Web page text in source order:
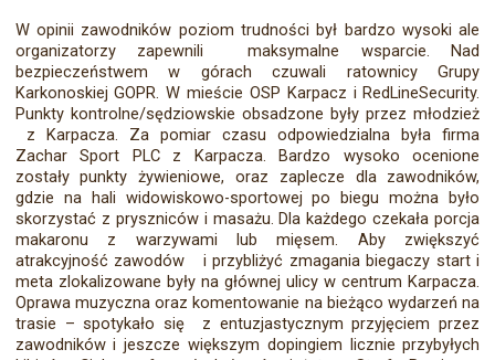
W opinii zawodników poziom trudności był bardzo wysoki ale
organizatorzy zapewnili maksymalne wsparcie. Nad
bezpieczeństwem w górach czuwali ratownicy Grupy
Karkonoskiej GOPR. W mieście OSP Karpacz i RedLineSecurity.
Punkty kontrolne/sędziowskie obsadzone były przez młodzież
z Karpacza. Za pomiar czasu odpowiedzialna była firma
Zachar Sport PLC z Karpacza. Bardzo wysoko ocenione
zostały punkty żywieniowe, oraz zaplecze dla zawodników,
gdzie na hali widowiskowo-sportowej po biegu można było
skorzystać z pryszniców i masażu. Dla każdego czekała porcja
makaronu z warzywami lub mięsem. Aby zwiększyć
atrakcyjność zawodów i przybliżyć zmagania biegaczy start i
meta zlokalizowane były na głównej ulicy w centrum Karpacza.
Oprawa muzyczna oraz komentowanie na bieżąco wydarzeń na
trasie – spotykało się z entuzjastycznym przyjęciem przez
zawodników i jeszcze większym dopingiem licznie przybyłych